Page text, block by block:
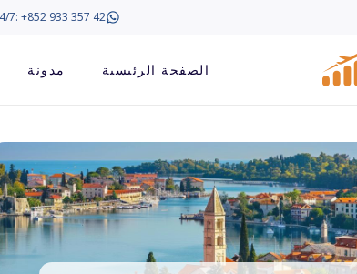
7: +852 933 357 42
الصفحة الرئيسية مدونة